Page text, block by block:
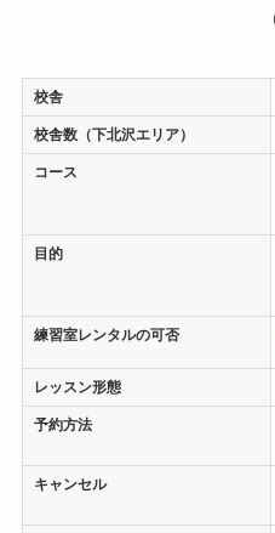
校舎
校舎数（下北沢エリア）
コース
目的
練習室レンタルの可否
レッスン形態
予約方法
キャンセル